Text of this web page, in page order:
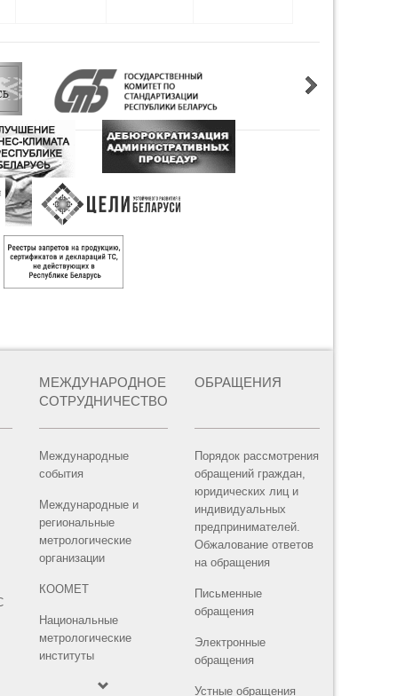
МЕЖДУНАРОДНОЕ
СОТРУДНИЧЕСТВО
Международные
события
Международные и
региональные
метрологические
организации
КООМЕТ
Национальные
метрологические
институты
ОБРАЩЕНИЯ
Порядок рассмотрения
обращений граждан,
юридических лиц и
индивидуальных
предпринимателей.
Обжалование ответов
на обращения
Письменные
обращения
Электронные
обращения
Устные обращения